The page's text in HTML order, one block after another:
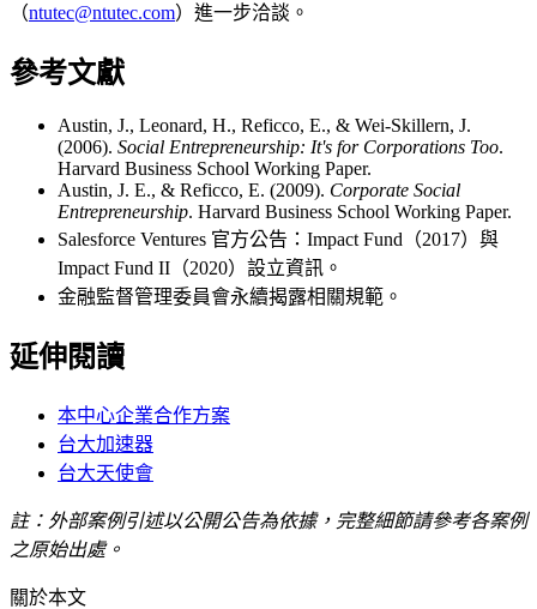
（ntutec@ntutec.com）進一步洽談。
參考文獻
Austin, J., Leonard, H., Reficco, E., & Wei-Skillern, J.
(2006). Social Entrepreneurship: It's for Corporations Too.
Harvard Business School Working Paper.
Austin, J. E., & Reficco, E. (2009). Corporate Social
Entrepreneurship. Harvard Business School Working Paper.
Salesforce Ventures 官方公告：Impact Fund（2017）與
Impact Fund II（2020）設立資訊。
金融監督管理委員會永續揭露相關規範。
延伸閱讀
本中心企業合作方案
台大加速器
台大天使會
註：外部案例引述以公開公告為依據，完整細節請參考各案例
之原始出處。
關於本文